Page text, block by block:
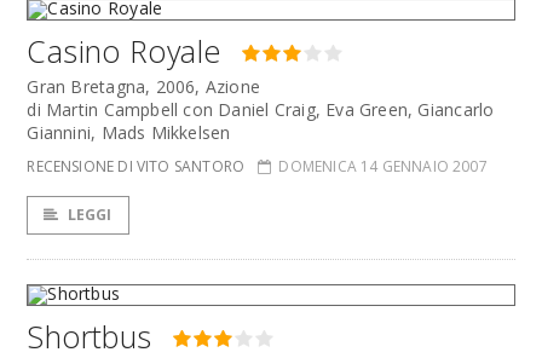
Casino Royale
Gran Bretagna, 2006, Azione
di Martin Campbell con Daniel Craig, Eva Green, Giancarlo
Giannini, Mads Mikkelsen
RECENSIONE DI VITO SANTORO DOMENICA 14 GENNAIO 2007
LEGGI
Shortbus